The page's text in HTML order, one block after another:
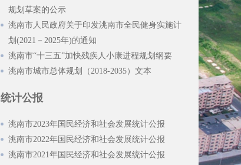
规划草案的公示
洮南市人民政府关于印发洮南市全民健身实施计
划(2021－2025年)的通知
洮南市“十三五”加快残疾人小康进程规划纲要
洮南市城市总体规划（2018-2035）文本
统计公报
洮南市2023年国民经济和社会发展统计公报
洮南市2022年国民经济和社会发展统计公报
洮南市2021年国民经济和社会发展统计公报